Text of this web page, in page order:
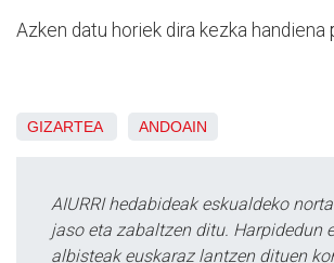
Azken datu horiek dira kezka handiena
GIZARTEA ANDOAIN
AIURRI hedabideak eskualdeko
jaso eta zabaltzen ditu. Harpidedun
albisteak euskaraz lantzen dituen